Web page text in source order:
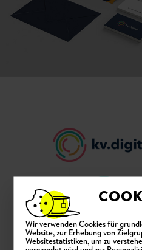
Wir verwenden Cookies für
Website, zur Erhebung von
Websitestatistiken, um zu